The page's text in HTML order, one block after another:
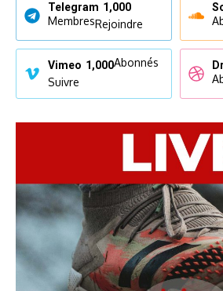
Telegram 1,000
MembresRejoindre
Vimeo 1,000Abonnés
Suivre